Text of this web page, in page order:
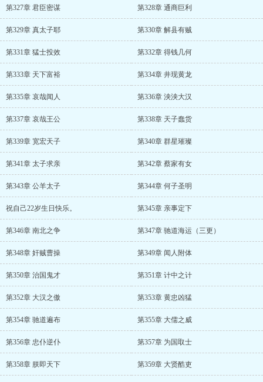
第327章 君臣密谋 第328章 通商巨利
第329章 真太子耶 第330章 解县有贼
第331章 猛士投效 第332章 得钱几何
第333章 天下富裕 第334章 井现黄龙
第335章 哀哉闻人 第336章 泱泱大汉
第337章 哀哉王公 第338章 天子蠢货
第339章 宽宏天子 第340章 群星璀璨
第341章 太子求亲 第342章 蔡家有女
第343章 公羊太子 第344章 何子圣明
祝自己22岁生日快乐。 第345章 亲事定下
第346章 南北之争 第347章 驰道海运（三更）
第348章 奸贼曹操 第349章 闻人附体
第350章 治国鬼才 第351章 计中之计
第352章 大汉之傲 第353章 黄忠凶猛
第354章 驰道遍布 第355章 大儒之威
第356章 忠仆逆仆 第357章 为国取士
第358章 朕即天下 第359章 大贤酷吏